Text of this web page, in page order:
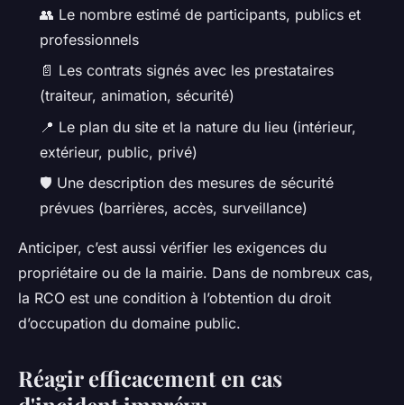
👥 Le nombre estimé de participants, publics et
professionnels
📄 Les contrats signés avec les prestataires
(traiteur, animation, sécurité)
📍 Le plan du site et la nature du lieu (intérieur,
extérieur, public, privé)
🛡️ Une description des mesures de sécurité
prévues (barrières, accès, surveillance)
Anticiper, c’est aussi vérifier les exigences du
propriétaire ou de la mairie. Dans de nombreux cas,
la RCO est une condition à l’obtention du droit
d’occupation du domaine public.
Réagir efficacement en cas